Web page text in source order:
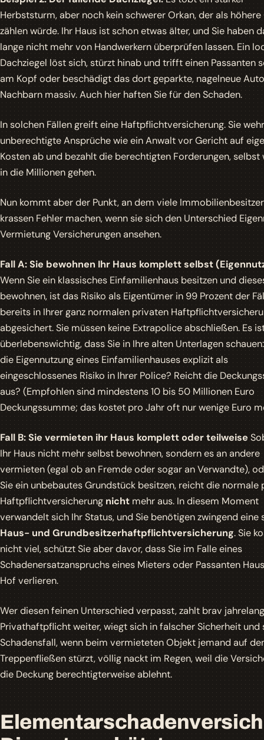
Herbststurm, aber noch kein schwerer Orkan, der als höhere
zählen würde. Ihr Haus ist schon etwas älter, und Sie haben
lange nicht mehr von Handwerkern überprüfen lassen. Ein
Dachziegel löst sich, stürzt hinab und trifft einen Passanten
am Kopf oder beschädigt das dort geparkte, nagelneue
Nachbarn massiv. Auch hier haften Sie für den Schaden.
In solchen Fällen greift eine Haftpflichtversicherung. Sie
unberechtigte Ansprüche wie ein Anwalt vor Gericht auf
Kosten ab und bezahlt die berechtigten Forderungen, selbst
in die Millionen gehen.
Nun kommt aber der Punkt, an dem viele
krassen Fehler machen, wenn sie sich den Unterschied
Vermietung Versicherungen ansehen.
Fall A: Sie bewohnen Ihr Haus komplett selbst
Wenn Sie ein klassisches Einfamilienhaus besitzen und
bewohnen, ist das Risiko als Eigentümer in 99 Prozent der
bereits in Ihrer ganz normalen privaten
abgesichert. Sie müssen keine Extrapolice abschließen. Es
überlebenswichtig, dass Sie in Ihre alten Unterlagen
die Eigennutzung eines Einfamilienhauses explizit als
eingeschlossenes Risiko in Ihrer Police? Reicht die
aus? (Empfohlen sind mindestens 10 bis 50 Millionen Euro
Deckungssumme; das kostet pro Jahr oft nur wenige Euro
Fall B: Sie vermieten ihr Haus komplett oder teilweise
Ihr Haus nicht mehr selbst bewohnen, sondern es an andere
vermieten (egal ob an Fremde oder sogar an Verwandte),
Sie ein unbebautes Grundstück besitzen, reicht die normale
Haftpflichtversicherungnichtmehr aus. In diesem Moment
verwandelt sich Ihr Status, und Sie benötigen zwingend eine
Haus- und Grundbesitzerhaftpflichtversicherung. Sie
nicht viel, schützt Sie aber davor, dass Sie im Falle eines
Schadenersatzanspruchs eines Mieters oder Passanten
Hof verlieren.
Wer diesen feinen Unterschied verpasst, zahlt brav
Privathaftpflicht weiter, wiegt sich in falscher Sicherheit und
Schadensfall, wenn beim vermieteten Objekt jemand auf
Treppenfließen stürzt, völlig nackt im Regen, weil die
die Deckung berechtigterweise ablehnt.